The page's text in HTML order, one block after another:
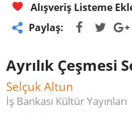
Alışveriş Listeme
Paylaş:
Ayrılık Çeşmesi
Selçuk Altun
İş Bankası Kültür Yayınları